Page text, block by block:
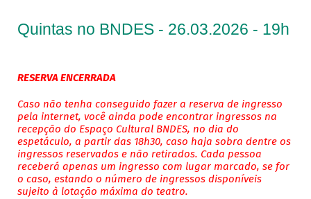
Quintas no BNDES - 26.03.2026 - 19h
RESERVA ENCERRADA
Caso não tenha conseguido fazer a reserva de ingresso
pela internet, você ainda pode encontrar ingressos na
recepção do Espaço Cultural BNDES, no dia do
espetáculo, a partir das 18h30, caso haja sobra dentre os
ingressos reservados e não retirados. Cada pessoa
receberá apenas um ingresso com lugar marcado, se for
o caso, estando o número de ingressos disponíveis
sujeito à lotação máxima do teatro.